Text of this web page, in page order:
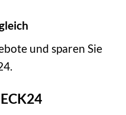
und sparen Sie